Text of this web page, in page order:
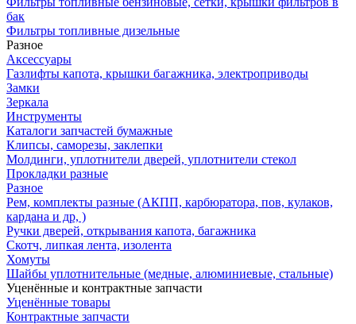
бак
Фильтры топливные дизельные
Разное
Аксесcуары
Газлифты капота, крышки багажника, электроприводы
Замки
Зеркала
Инструменты
Каталоги запчастей бумажные
Клипсы, саморезы, заклепки
Молдинги, уплотнители дверей, уплотнители стекол
Прокладки разные
Разное
Рем, комплекты разные (АКПП, карбюратора, пов, кулаков,
кардана и др, )
Ручки дверей, открывания капота, багажника
Скотч, липкая лента, изолента
Хомуты
Шайбы уплотнительные (медные, алюминиевые, стальные)
Уценённые и контрактные запчасти
Уценённые товары
Контрактные запчасти